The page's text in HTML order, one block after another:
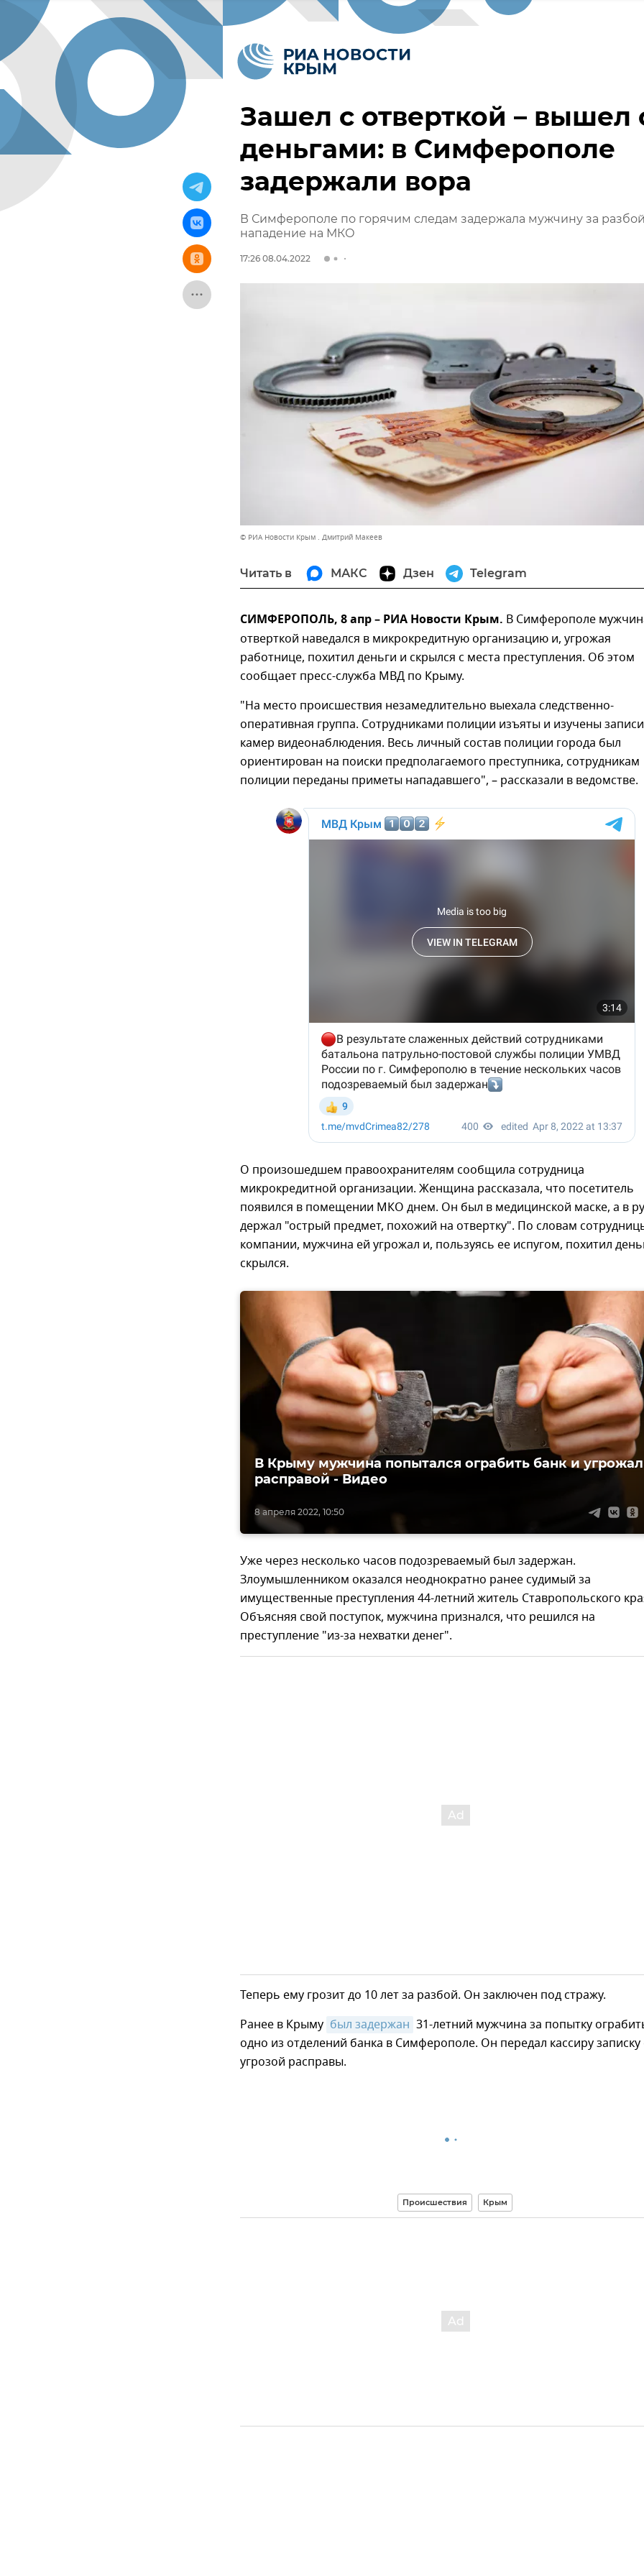
Зашел с отверткой – вышел
деньгами: в Симферополе
задержали вора
В Симферополе по горячим следам задержала мужчину за
нападение на МКО
17:26 08.04.2022
© РИА Новости Крым . Дмитрий Макеев
Читать в МАКС Дзен Telegram
СИМФЕРОПОЛЬ, 8 апр – РИА Новости Крым. В Симферополе
отверткой наведался в микрокредитную организацию и, угрожая
работнице, похитил деньги и скрылся с места преступления. Об этом
сообщает пресс-служба МВД по Крыму.
"На место происшествия незамедлительно выехала следственно-
оперативная группа. Сотрудниками полиции изъяты и изучены записи
камер видеонаблюдения. Весь личный состав полиции города был
ориентирован на поиски предполагаемого преступника, сотрудникам
полиции переданы приметы нападавшего", – рассказали в ведомстве.
О произошедшем правоохранителям сообщила сотрудница
микрокредитной организации. Женщина рассказала, что посетитель
появился в помещении МКО днем. Он был в медицинской маске, а в
держал "острый предмет, похожий на отвертку". По словам
компании, мужчина ей угрожал и, пользуясь ее испугом, похитил
скрылся.
8 апреля 2022, 10:50
В Крыму мужчина попытался ограбить банк и угрожал
расправой - Видео
Уже через несколько часов подозреваемый был задержан.
Злоумышленником оказался неоднократно ранее судимый за
имущественные преступления 44-летний житель Ставропольского
Объясняя свой поступок, мужчина признался, что решился на
преступление "из-за нехватки денег".
Теперь ему грозит до 10 лет за разбой. Он заключен под стражу.
Ранее в Крыму был задержан 31-летний мужчина за попытку
одно из отделений банка в Симферополе. Он передал кассиру записку
угрозой расправы.
Происшествия Крым